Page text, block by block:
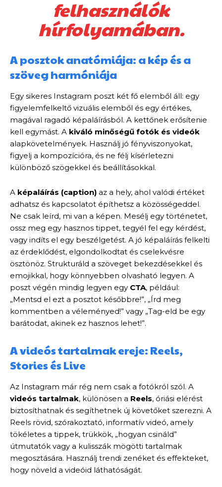
felhasználók
hírfolyamában.
A posztok anatómiája: a kép és a
szöveg harmóniája
Egy sikeres Instagram poszt két fő elemből áll: egy
figyelemfelkeltő vizuális elemből és egy értékes,
magával ragadó képaláírásból. A kettőnek erősítenie
kell egymást. A kiváló minőségű fotók és videók
alapkövetelmények. Használj jó fényviszonyokat,
figyelj a kompozícióra, és ne félj kísérletezni
különböző szögekkel és beállításokkal.
A képaláírás (caption) az a hely, ahol valódi értéket
adhatsz és kapcsolatot építhetsz a közösségeddel.
Ne csak leírd, mi van a képen. Mesélj egy történetet,
ossz meg egy hasznos tippet, tegyél fel egy kérdést,
vagy indíts el egy beszélgetést. A jó képaláírás felkelti
az érdeklődést, elgondolkodtat és cselekvésre
ösztönöz. Strukturáld a szöveget bekezdésekkel és
emojikkal, hogy könnyebben olvasható legyen. A
poszt végén mindig legyen egy CTA, például:
„Mentsd el ezt a posztot későbbre!”, „Írd meg
kommentben a véleményed!” vagy „Tag-eld be egy
barátodat, akinek ez hasznos lehet!”.
A videós tartalmak ereje: Reels,
Stories és Live
Az Instagram már rég nem csak a fotókról szól. A
videós tartalmak, különösen a Reels, óriási elérést
biztosíthatnak és segíthetnek új követőket szerezni. A
Reels rövid, szórakoztató, informatív videó, amely
tökéletes a tippek, trükkök, „hogyan csináld”
útmutatók vagy a kulisszák mögötti tartalmak
megosztására. Használj trendi zenéket és effekteket,
hogy növeld a videóid láthatóságát.